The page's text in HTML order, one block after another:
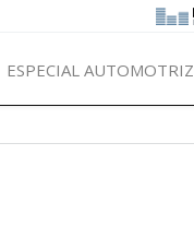
ESPECIAL AUTOMOTRIZ